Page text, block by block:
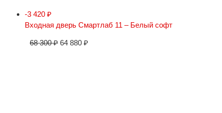
-3 420 ₽
Входная дверь Смартлаб 11 – Белый софт
68 300₽ 64 880 ₽